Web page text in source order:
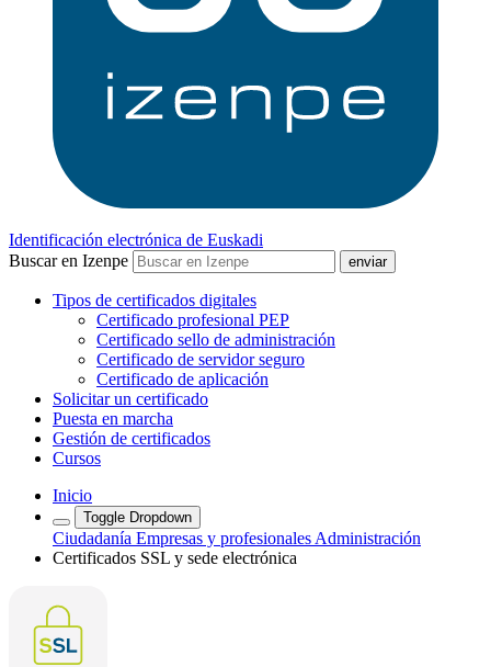
Identificación electrónica de Euskadi
Buscar en Izenpe
Tipos de certificados digitales
Certificado profesional PEP
Certificado sello de administración
Certificado de servidor seguro
Certificado de aplicación
Solicitar un certificado
Puesta en marcha
Gestión de certificados
Cursos
Inicio
Toggle Dropdown
Ciudadanía Empresas y profesionales Administración
Certificados SSL y sede electrónica